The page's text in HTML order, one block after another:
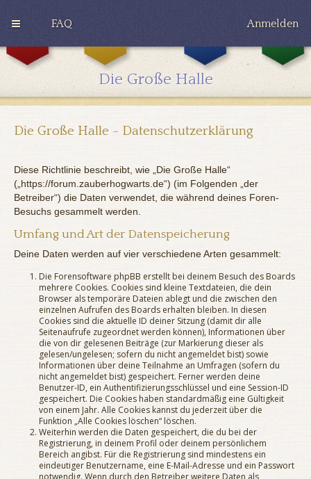
FAQ Anmelden
G
i
n
H
u
e
p
f
R
n
c
a
Die Große Halle
Die Große Halle - Datenschutzerklärung
Diese Richtlinie beschreibt, wie „Die Große Halle“
(„https://forum.zauberhogwarts.de“) (im Folgenden „der
Betreiber“) die Daten verwendet, die während deines Foren-
Besuchs gesammelt werden.
Umfang und Art der Datenspeicherung
Deine Daten werden auf vier verschiedene Arten gesammelt:
Die Forensoftware phpBB erstellt bei deinem Besuch des Boards
mehrere Cookies. Cookies sind kleine Textdateien, die dein
Browser als temporäre Dateien ablegt und die zwischen den
einzelnen Aufrufen des Boards erhalten bleiben. In diesen
Cookies sind die aktuelle ID deiner Sitzung (damit dir alle
Seitenaufrufe zugeordnet werden können), Informationen über
die von dir gelesenen Beiträge (zur Markierung dieser als
gelesen/ungelesen; sofern du nicht angemeldet bist) sowie
Informationen über deine Teilnahme an Umfragen (sofern du
nicht angemeldet bist) gespeichert. Ferner werden deine
Benutzer-ID, ein Authentifizierungsschlüssel und eine Session-ID
gespeichert. Die Cookies haben standardmäßig eine Gültigkeit
von einem Jahr. Alle Cookies kannst du jederzeit über die
Funktion „Alle Cookies löschen“ löschen.
Weiterhin werden die Daten gespeichert, die du bei der
Registrierung, in deinem Profil oder deinem persönlichem
Bereich angibst. Für die Registrierung sind mindestens ein
eindeutiger Benutzername, eine E-Mail-Adresse und ein Passwort
notwendig. Wenn durch den Betreiber weitere Daten als